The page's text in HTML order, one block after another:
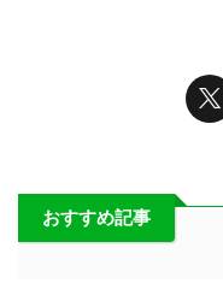
おすすめ記事